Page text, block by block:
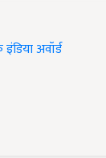
अवॉर्ड